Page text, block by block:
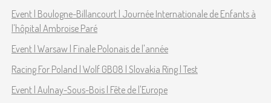
Event | Boulogne-Billancourt | Journée Internationale de Enfants à
l'hôpital Ambroise Paré
Event | Warsaw | Finale Polonais de l'année
Racing For Poland | Wolf GB08 | Slovakia Ring | Test
Event | Aulnay-Sous-Bois | Fête de l'Europe